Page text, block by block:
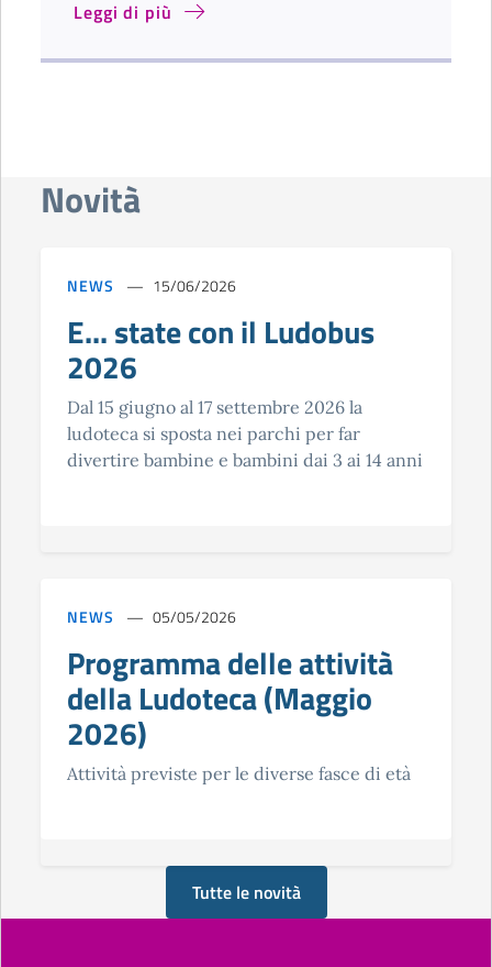
Leggi di più
Novità
NEWS 15/06/2026
E... state con il Ludobus
2026
Dal 15 giugno al 17 settembre 2026 la
ludoteca si sposta nei parchi per far
divertire bambine e bambini dai 3 ai 14 anni
NEWS 05/05/2026
Programma delle attività
della Ludoteca (Maggio
2026)
Attività previste per le diverse fasce di età
Tutte le novità